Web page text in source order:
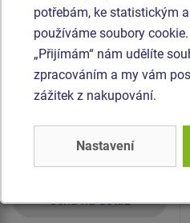
Fitness prvek SM103
Odtlačování nohama
Cena na dotaz
potřebám, ke statistickým
používáme soubory
„Přijímám“ nám udělíte
zpracováním a my vám
zážitek z nakupování.
Nastavení